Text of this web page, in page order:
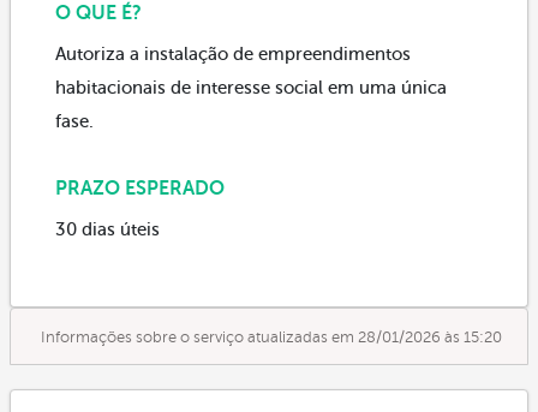
O QUE É?
Autoriza a instalação de empreendimentos
habitacionais de interesse social em uma única
fase.
PRAZO ESPERADO
30 dias úteis
Informações sobre o serviço atualizadas em 28/01/2026 às 15:20